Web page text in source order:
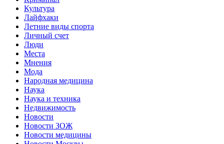
Культура
Лайфхаки
Летние виды спорта
Личный счет
Люди
Места
Мнения
Мода
Народная медицина
Наука
Наука и техника
Недвижимость
Новости
Новости ЗОЖ
Новости медицины